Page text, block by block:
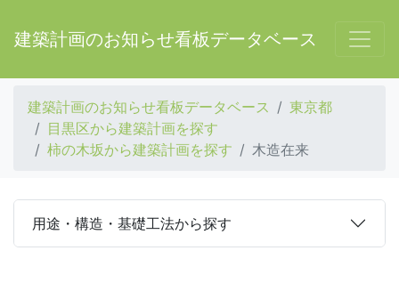
建築計画のお知らせ看板データベース
建築計画のお知らせ看板データベース
東京都
目黒区から建築計画を探す
柿の木坂から建築計画を探す
木造在来
用途・構造・基礎工法から探す